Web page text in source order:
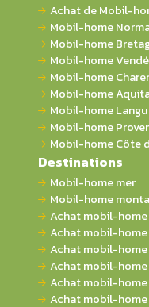
Achat de Mobil-
Mobil-home
Mobil-home
Mobil-home
Mobil-home
Mobil-home
Mobil-home
Mobil-home
Mobil-home Côte
Destinations
Mobil-home mer
Mobil-home
Achat mobil-home
Achat mobil-
Achat mobil-
Achat mobil-
Achat mobil-
Achat mobil-